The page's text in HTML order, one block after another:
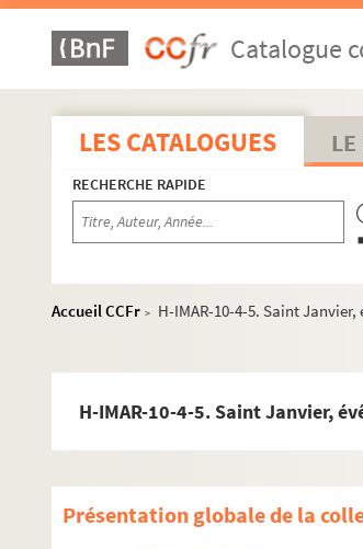
Catalogue
LES CATALOGUES
RECHERCHE RAPIDE
Accueil CCFr >
H-IMAR-10-4-5. Saint
H-IMAR-10-4-5. Saint Janvier,
Présentation globale de la